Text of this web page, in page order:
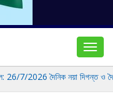
7/2026 দৈ‌নিক নয়া দিগন্ত ও দৈ‌নিক